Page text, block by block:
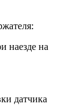
наезде на
датчика